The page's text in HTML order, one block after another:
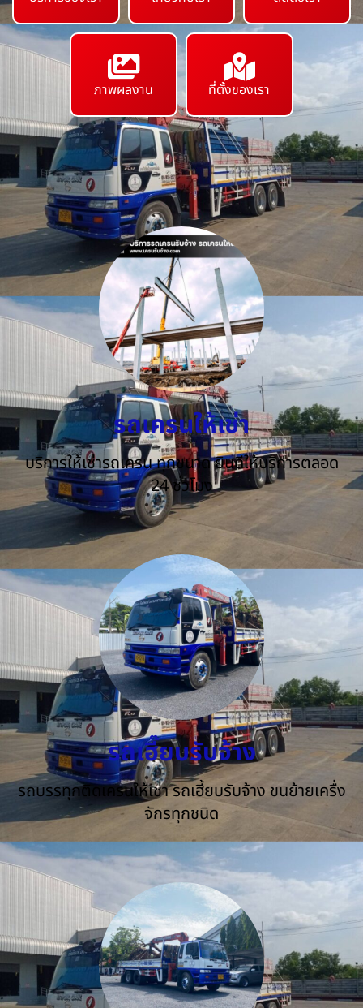
ภาพผลงาน ที่ตั้งของเรา
รถเครนให้เช่า
บริการให้เช่ารถเครน ทุกขนาด ยินดีให้บริการตลอด
24 ชั่วโมง
รถเฮี๊ยบรับจ้าง
รถบรรทุกติดเครนให้เช่า รถเฮี้ยบรับจ้าง ขนย้ายเครื่ง
จักรทุกชนิด